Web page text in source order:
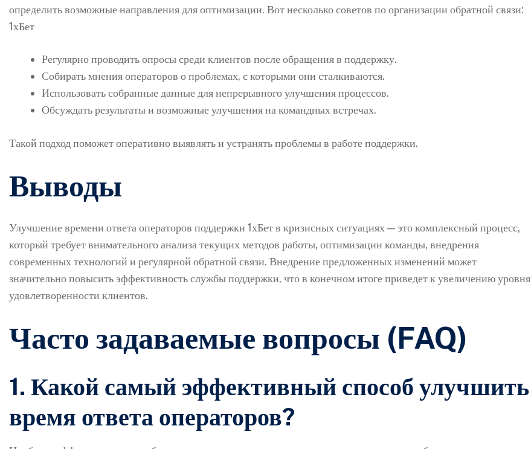
определить возможные направления для оптимизации. Вот несколько советов по организации обратной связи:
1хБет
Регулярно проводить опросы среди клиентов после обращения в поддержку.
Собирать мнения операторов о проблемах, с которыми они сталкиваются.
Использовать собранные данные для непрерывного улучшения процессов.
Обсуждать результаты и возможные улучшения на командных встречах.
Такой подход поможет оперативно выявлять и устранять проблемы в работе поддержки.
Выводы
Улучшение времени ответа операторов поддержки 1хБет в кризисных ситуациях — это комплексный процесс,
который требует внимательного анализа текущих методов работы, оптимизации команды, внедрения
современных технологий и регулярной обратной связи. Внедрение предложенных изменений может
значительно повысить эффективность службы поддержки, что в конечном итоге приведет к увеличению уровня
удовлетворенности клиентов.
Часто задаваемые вопросы (FAQ)
1. Какой самый эффективный способ улучшить
время ответа операторов?